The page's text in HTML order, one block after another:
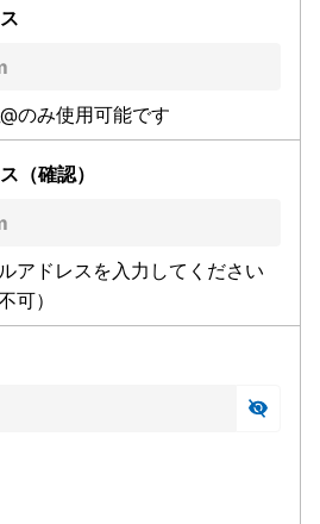
のみ使用可能です
（確認）
アドレスを入力してください
可）